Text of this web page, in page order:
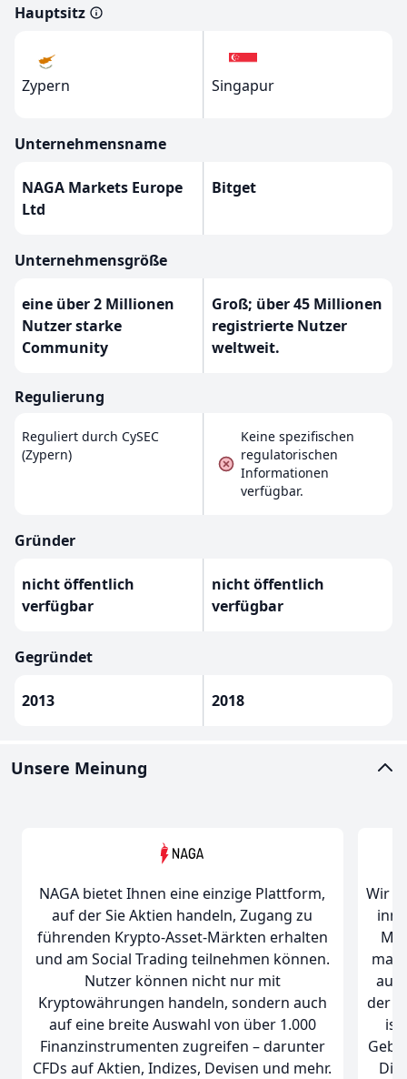
Hauptsitz
Zypern Singapur
Unternehmensname
NAGA Markets Europe
Ltd
Bitget
Unternehmensgröße
eine über 2 Millionen
Nutzer starke
Community
Groß; über 45 Millionen
registrierte Nutzer
weltweit.
Regulierung
Reguliert durch CySEC
(Zypern)
Keine spezifischen
regulatorischen
Informationen
verfügbar.
Gründer
nicht öffentlich
verfügbar
nicht öffentlich
verfügbar
Gegründet
2013 2018
Unsere Meinung
NAGA bietet Ihnen eine einzige Plattform,
auf der Sie Aktien handeln, Zugang zu
führenden Krypto-Asset-Märkten erhalten
und am Social Trading teilnehmen können.
Nutzer können nicht nur mit
Kryptowährungen handeln, sondern auch
auf eine breite Auswahl von über 1.000
Finanzinstrumenten zugreifen – darunter
CFDs auf Aktien, Indizes, Devisen und mehr.
Wir
der
ist